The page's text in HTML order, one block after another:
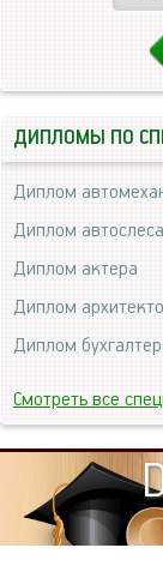
ДИПЛОМЫ ПО
Диплом
Диплом
Диплом актера
Диплом
Диплом
Смотреть все